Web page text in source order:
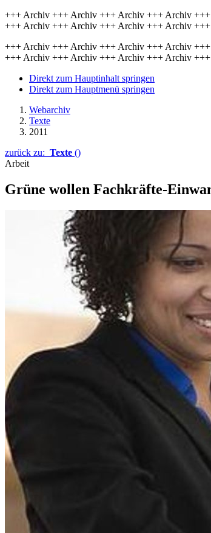
+++ Archiv +++ Archiv +++ Archiv +++ Archiv
+++ Archiv +++ Archiv +++ Archiv +++ Archiv
+++ Archiv +++ Archiv +++ Archiv +++ Archiv
+++ Archiv +++ Archiv +++ Archiv +++ Archiv
Direkt zum Hauptinhalt springen
Direkt zum Hauptmenü springen
Webarchiv
Texte
2011
zurück zu: Texte ()
Arbeit
Grüne wollen Fachkräfte-